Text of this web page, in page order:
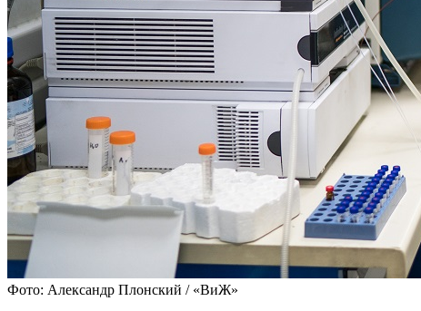
Фото: Александр Плонский / «ВиЖ»